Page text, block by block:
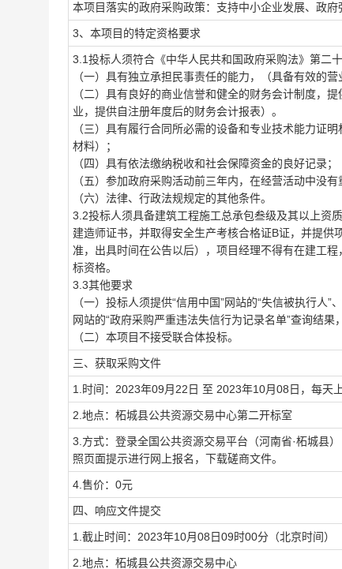
本项目落实的政府采购政策：支持中小企业发展、政
3、本项目的特定资格要求
3.1投标人须符合《中华人民共和国政府采购法》第二十
（一）具有独立承担民事责任的能力，（具备有效的营
（二）具有良好的商业信誉和健全的财务会计制度，
业，提供自注册年度后的财务会计报表）。
（三）具有履行合同所必需的设备和专业技术能力证
材料）；
（四）具有依法缴纳税收和社会保障资金的良好记录
（五）参加政府采购活动前三年内，在经营活动中没有
（六）法律、行政法规规定的其他条件。
3.2投标人须具备建筑工程施工总承包叁级及其以上资
建造师证书，并取得安全生产考核合格证B证，并提
准，出具时间在公告以后），项目经理不得有在建工
标资格。
3.3其他要求
（一）投标人须提供“信用中国”网站的“失信被执行人
网站的“政府采购严重违法失信行为记录名单”查询结
（二）本项目不接受联合体投标。
三、获取采购文件
1.时间：2023年09月22日 至 2023年10月08日，每天
2.地点：柘城县公共资源交易中心第二开标室
3.方式：登录全国公共资源交易平台（河南省·柘城县
照页面提示进行网上报名，下载磋商文件。
4.售价：0元
四、响应文件提交
1.截止时间：2023年10月08日09时00分（北京时间）
2.地点：柘城县公共资源交易中心